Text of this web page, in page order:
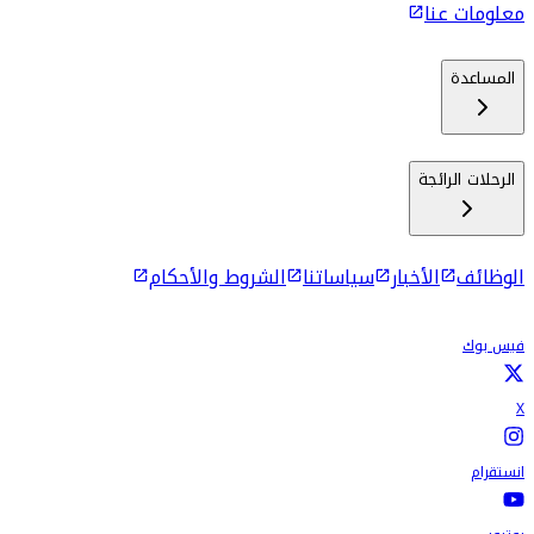
معلومات عنا
المساعدة
الرحلات الرائجة
الوظائف الأخبار سياساتنا الشروط والأحكام
فيس بوك
X
انستقرام